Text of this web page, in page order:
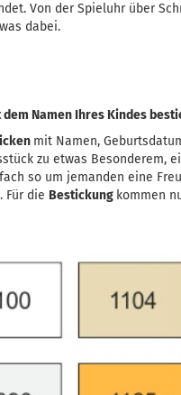
Von der Spieluhr über
dabei.
dem Namen Ihres Kindes
mit Namen,
zu etwas Besonderem,
so um jemanden eine
Für die Bestickung kommen